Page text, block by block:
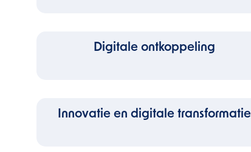
Digitale ontkoppeling
Innovatie en digitale transformatie